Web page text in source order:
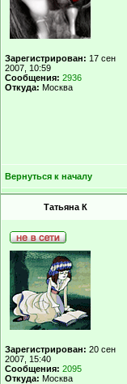
Зарегистрирован: 17 сен
2007, 10:59
Сообщения: 2936
Откуда: Москва
Вернуться к началу
Татьяна К
Зарегистрирован: 20 сен
2007, 15:40
Сообщения: 2095
Откуда: Москва